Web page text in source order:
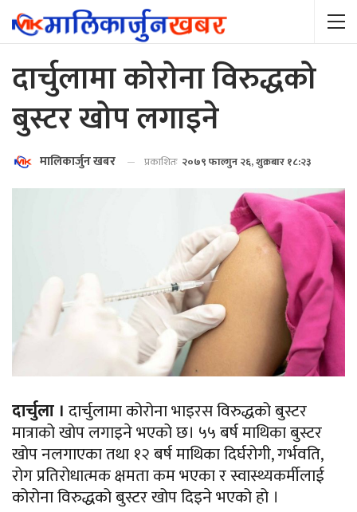
दार्चुलामा कोरोना विरुद्धको
बुस्टर खोप लगाइने
मालिकार्जुन खबर प्रकाशितः २०७९ फाल्गुन २६, शुक्रबार १८:२३
दार्चुला । दार्चुलामा कोरोना भाइरस विरुद्धको बुस्टर
मात्राको खोप लगाइने भएको छ। ५५ बर्ष माथिका बुस्टर
खोप नलगाएका तथा १२ बर्ष माथिका दिर्घरोगी, गर्भवति,
रोग प्रतिरोधात्मक क्षमता कम भएका र स्वास्थ्यकर्मीलाई
कोरोना विरुद्धको बुस्टर खोप दिइने भएको हो ।